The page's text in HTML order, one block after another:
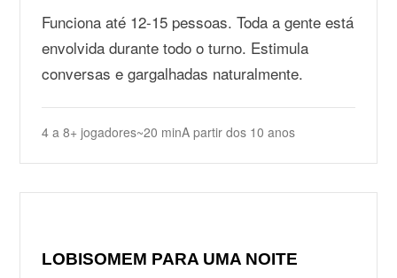
Funciona até 12-15 pessoas. Toda a gente está
envolvida durante todo o turno. Estimula
conversas e gargalhadas naturalmente.
4 a 8+ jogadores~20 minA partir dos 10 anos
LOBISOMEM PARA UMA NOITE